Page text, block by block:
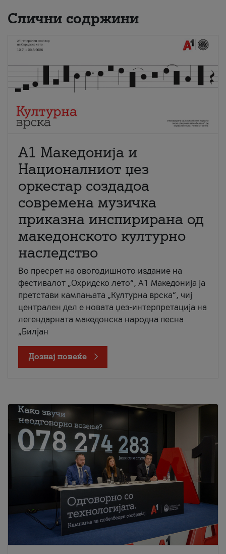
Слични содржини
А1 Македонија и
Националниот џез
оркестар создадоа
современа музичка
приказна инспирирана од
македонското културно
наследство
Во пресрет на овогодишното издание на
фестивалот „Охридско лето“, А1 Македонија ја
претстави кампањата „Културна врска“, чиј
централен дел е новата џез-интерпретација на
легендарната македонска народна песна
„Билјан
Дознај повеќе